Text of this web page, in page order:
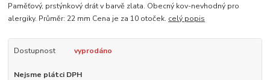
Paměťový, prstýnkový drát v barvě zlata. Obecný kov-nevhodný pro
alergiky. Průměr: 22 mm Cena je za 10 otoček. celý popis
Dostupnost vyprodáno
Nejsme plátci DPH